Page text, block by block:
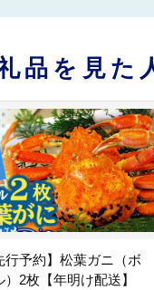
品を見た
行予約】松葉ガニ（ボ
）2枚【年明け配送】